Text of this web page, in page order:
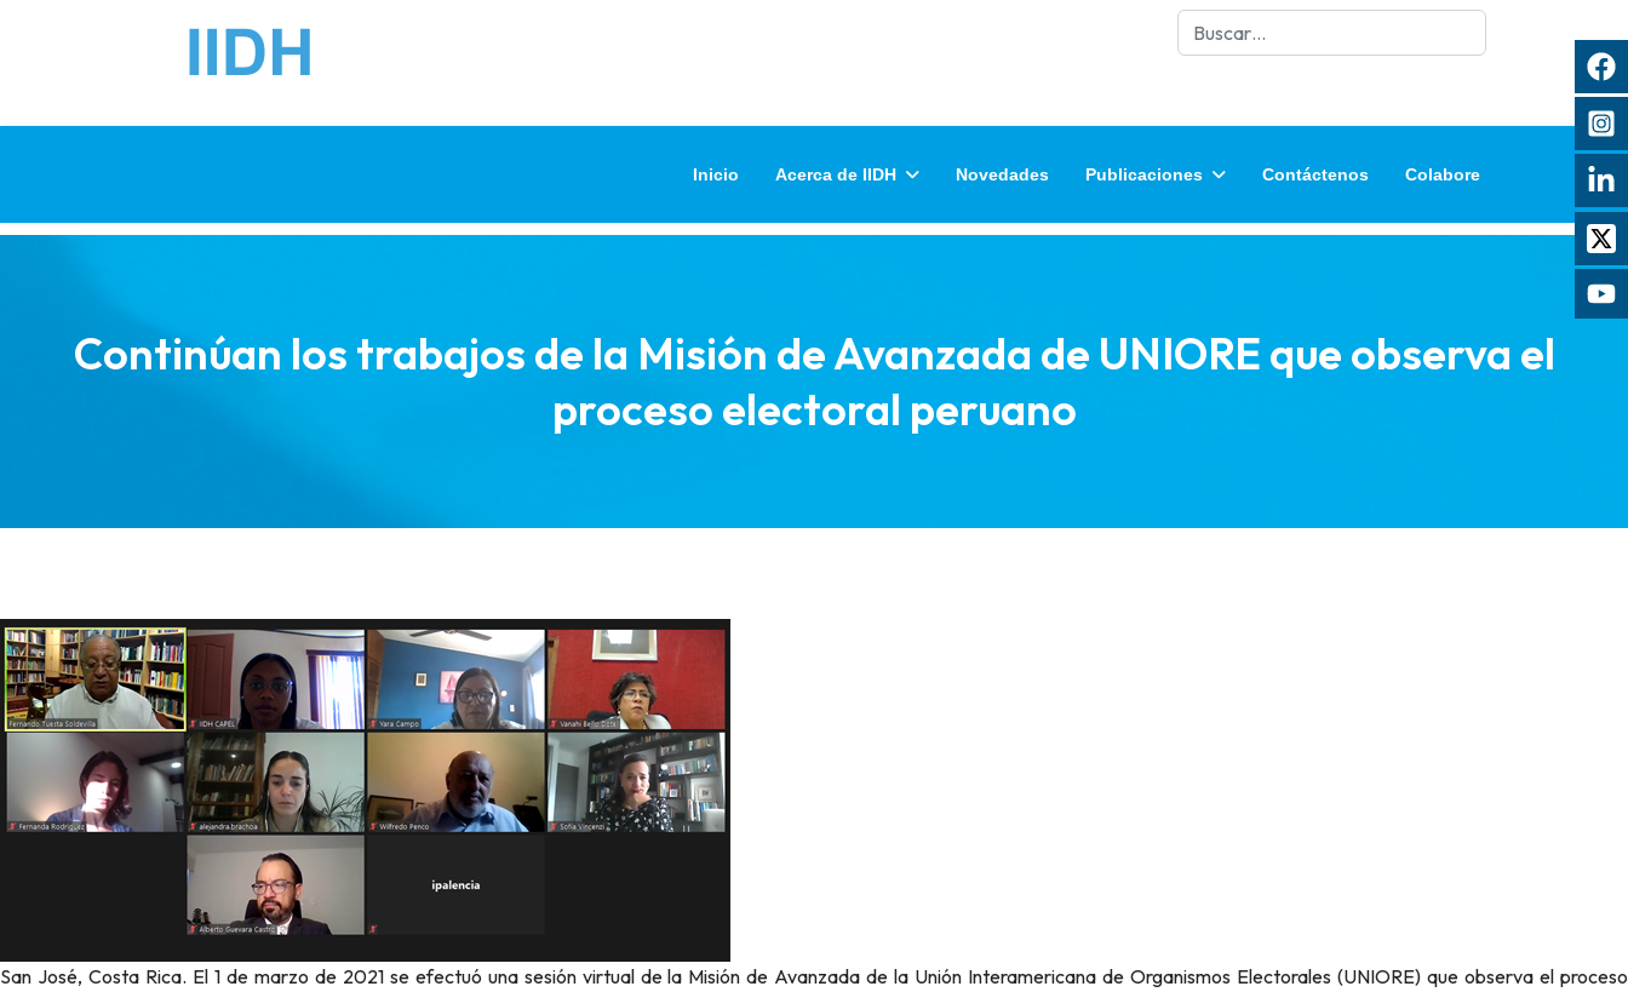
Buscar
Inicio Acerca de IIDH Novedades Publicaciones Contáctenos Colabore
Continúan los trabajos de la Misión de Avanzada de UNIORE que observa el
proceso electoral peruano
San José, Costa Rica. El 1 de marzo de 2021 se efectuó una sesión virtual de la Misión de Avanzada de la Unión Interamericana de Organismos Electorales (UNIORE) que observa el proceso